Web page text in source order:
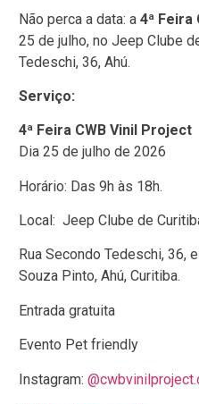
Não perca a data: a 4ª Feira
25 de julho, no Jeep Clube
Tedeschi, 36, Ahú.
Serviço:
4ª Feira CWB Vinil Project
Dia 25 de julho de 2026
Horário: Das 9h às 18h.
Local: Jeep Clube de
Rua Secondo Tedeschi, 36,
Souza Pinto, Ahú, Curitiba.
Entrada gratuita
Evento Pet friendly
Instagram: